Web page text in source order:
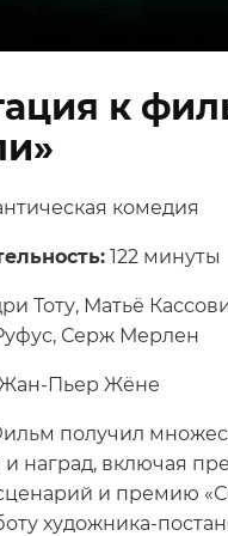
к
комедия
122 минуты
Тоту, Матьё
Серж Мерлен
Жан-Пьер Жёне
получил
наград, включая
и премию
художника-